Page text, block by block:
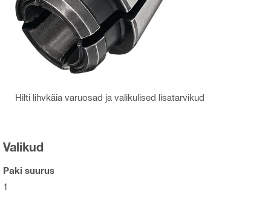
Hilti lihvkäia varuosad ja valikulised lisatarvikud
Valikud
Paki suurus
1